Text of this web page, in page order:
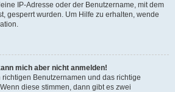
IP-Adresse oder der Benutzername, mit dem
gesperrt wurden. Um Hilfe zu erhalten, wende
mich aber nicht anmelden!
Benutzernamen und das richtige
diese stimmen, dann gibt es zwei